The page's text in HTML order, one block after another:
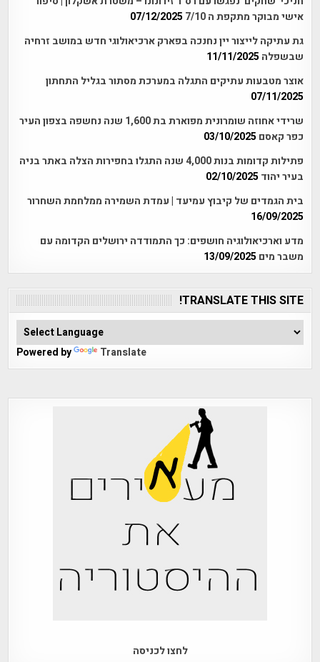
אישי מבוקר מתקפת ה 7/10
07/12/2025
גת עתיקה לייצור יין נחנכה בפארק ארכיאולוגי חדש במושב זרחיה
שבשפלה 11/11/2025
אוצר מטבעות עתיקים התגלה במערכת מסתור בגליל התחתון
07/11/2025
שרידי אחוזה שומרונית מפוארת בת 1,600 שנה נחשפה בצפון העיר
כפר קאסם 03/10/2025
פתילות קדומות בנות 4,000 שנה התגלו בחפירות הצלה באתר בניה
בעיר יהוד 02/10/2025
בית הגמדים של קיבוץ עמיעד | עמדת השמירה ממלחמת השחרור
16/09/2025
מדע וארכיאולוגיה חושפים: כך התמודדה ירושלים הקדומה עם
משבר מים 13/09/2025
TRANSLATE THIS SITE!
Powered by Translate
לחצו לכניסה